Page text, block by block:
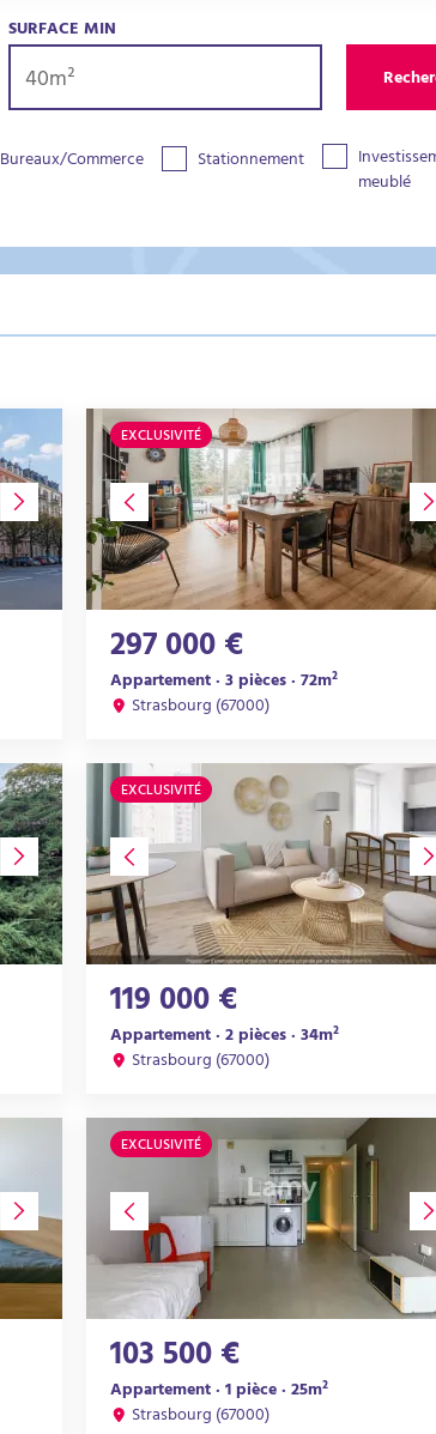
SURFACE MIN
Bureaux/Commerce Stationnement
meublé
EXCLUSIVITÉ
297 000 €
Appartement · 3 pièces · 72m²
Strasbourg (67000)
EXCLUSIVITÉ
119 000 €
Appartement · 2 pièces · 34m²
Strasbourg (67000)
EXCLUSIVITÉ
103 500 €
Appartement · 1 pièce · 25m²
Strasbourg (67000)